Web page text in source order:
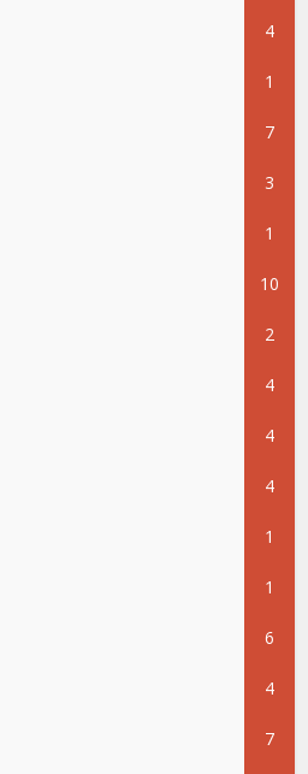
4
1
7
3
1
10
2
4
4
4
1
1
6
4
7